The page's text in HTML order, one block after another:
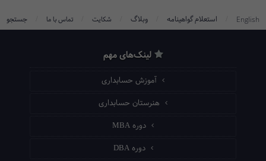
English استعلام گواهینامه وبلاگ شکایت تماس با ما جستجو
لینک‌های مهم
آموزش حسابداری
هنرستان حسابداری
دوره MBA
دوره DBA